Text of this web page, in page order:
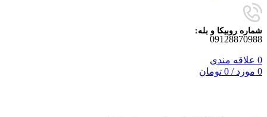
شماره روبیکا و بله:
09128870988
0 علاقه مندی
0 مورد /
0 تومان